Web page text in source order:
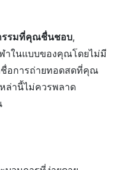
รรมที่คุณชื่นชอบ,
าในแบบของคุณโดยไม่มี
อการถ่ายทอดสดที่คุณ
ล่านี้ไม่ควรพลาด